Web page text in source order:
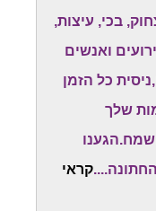
בכי, עיצות,
ואנשים
כל הזמן
שלך
הגענו
קראי